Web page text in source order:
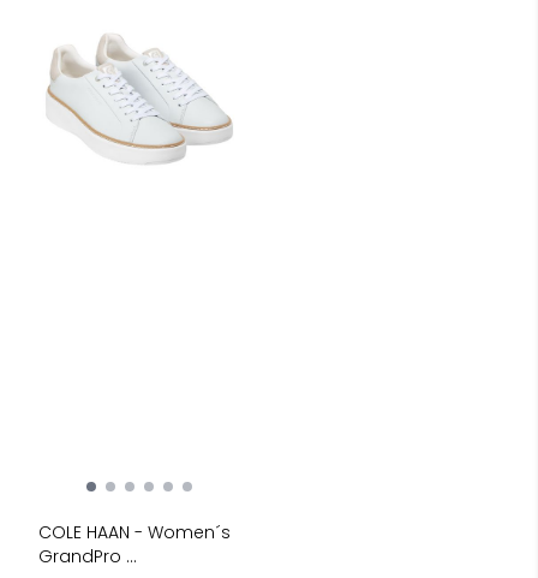
COLE HAAN - Women´s
GrandPro ...